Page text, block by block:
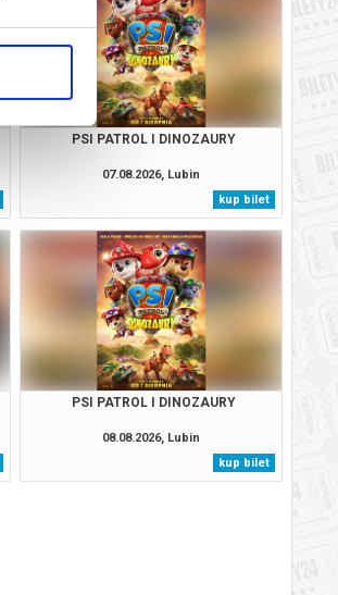
PSI PATROL I DINOZAURY
07.08.2026, Lubin
kup bilet
PSI PATROL I DINOZAURY
08.08.2026, Lubin
kup bilet